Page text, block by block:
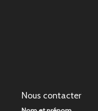
Nous contacter